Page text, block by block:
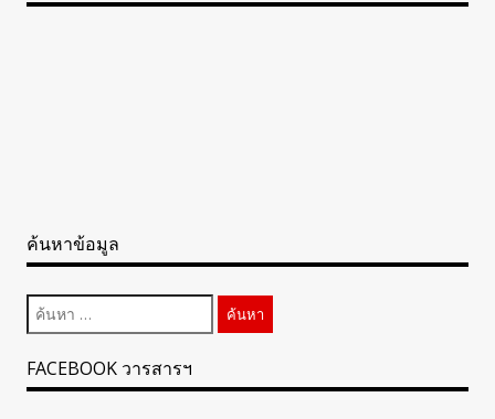
ค้นหาข้อมูล
ค้นหา
สำหรับ:
FACEBOOK วารสารฯ